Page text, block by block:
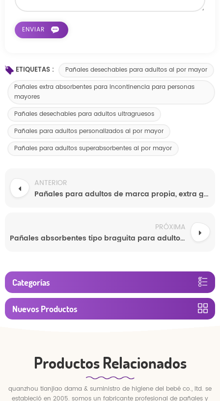
ETIQUETAS :
Pañales desechables para adultos al por mayor
Pañales extra absorbentes para incontinencia para personas
mayores
Pañales desechables para adultos ultragruesos
Pañales para adultos personalizados al por mayor
Pañales para adultos superabsorbentes al por mayor
ANTERIOR
Pañales para adultos de marca propia, extra gruesos y de alta absorción
PRÓXIMA
Pañales absorbentes tipo braguita para adultos, fabricados a medida por el fabricante.
Categorías
Nuevos Productos
Productos Relacionados
quanzhou tianjiao dama & suministro de higiene del bebé co., ltd. se
estableció en 2005. somos un fabricante profesional de pañales y